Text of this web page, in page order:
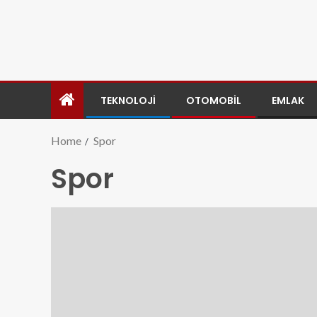
TEKNOLOJI OTOMOBIL EMLAK
Home Spor
Spor